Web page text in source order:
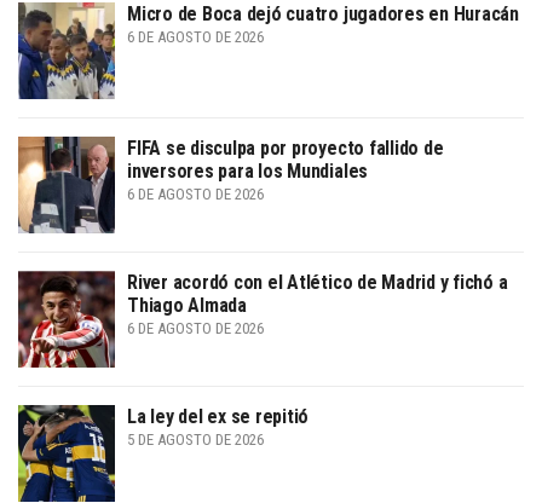
Micro de Boca dejó cuatro jugadores en Huracán
6 DE AGOSTO DE 2026
FIFA se disculpa por proyecto fallido de
inversores para los Mundiales
6 DE AGOSTO DE 2026
River acordó con el Atlético de Madrid y fichó a
Thiago Almada
6 DE AGOSTO DE 2026
La ley del ex se repitió
5 DE AGOSTO DE 2026